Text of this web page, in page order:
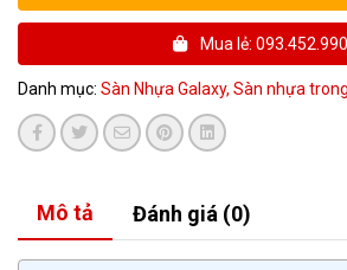
Mua lẻ:
Danh mục: Sàn Nhựa Galaxy, Sàn nhựa
Mô tả Đánh giá (0)